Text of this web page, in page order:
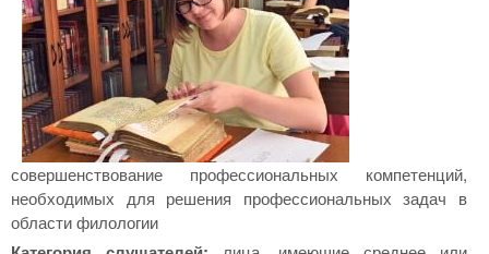
совершенствование профессиональных компетенций,
необходимых для решения профессиональных задач в
области филологии